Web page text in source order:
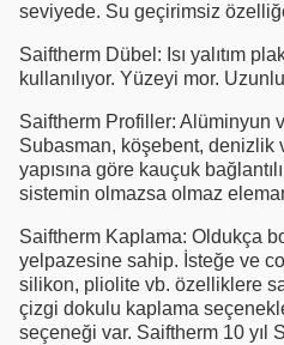
seviyede. Su geçirimsiz
Saiftherm Dübel: Isı yalıtım
kullanılıyor. Yüzeyi mor.
Saiftherm Profiller: Alüminyun
Subasman, köşebent, denizlik
yapısına göre kauçuk
sistemin olmazsa olmaz
Saiftherm Kaplama: Oldukça
yelpazesine sahip. İsteğe ve
silikon, pliolite vb. özelliklere
çizgi dokulu kaplama
seçeneği var. Saiftherm 10 yıl